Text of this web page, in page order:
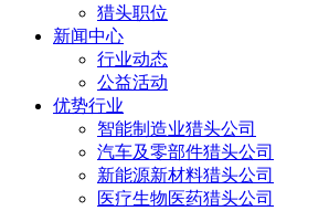
猎头职位
新闻中心
行业动态
公益活动
优势行业
智能制造业猎头公司
汽车及零部件猎头公司
新能源新材料猎头公司
医疗生物医药猎头公司